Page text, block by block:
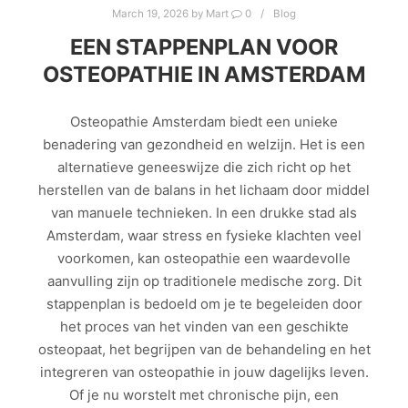
March 19, 2026 by Mart 0 Blog
EEN STAPPENPLAN VOOR
OSTEOPATHIE IN AMSTERDAM
Osteopathie Amsterdam biedt een unieke
benadering van gezondheid en welzijn. Het is een
alternatieve geneeswijze die zich richt op het
herstellen van de balans in het lichaam door middel
van manuele technieken. In een drukke stad als
Amsterdam, waar stress en fysieke klachten veel
voorkomen, kan osteopathie een waardevolle
aanvulling zijn op traditionele medische zorg. Dit
stappenplan is bedoeld om je te begeleiden door
het proces van het vinden van een geschikte
osteopaat, het begrijpen van de behandeling en het
integreren van osteopathie in jouw dagelijks leven.
Of je nu worstelt met chronische pijn, een